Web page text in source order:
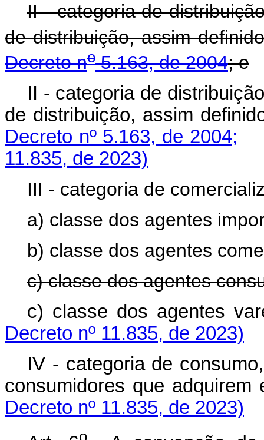
II - categoria de
de distribuição, assim
Decreto no5.163, de 2004; e
II - categoria de
de distribuição, assim
Decreto nº 5.163, de 2004;
11.835, de 2023)
III - categoria de
a) classe dos agentes
b) classe dos agentes
c) classe dos agentes
c) classe dos
Decreto nº 11.835, de 2023)
IV - categoria de
consumidores que
Decreto nº 11.835, de 2023)